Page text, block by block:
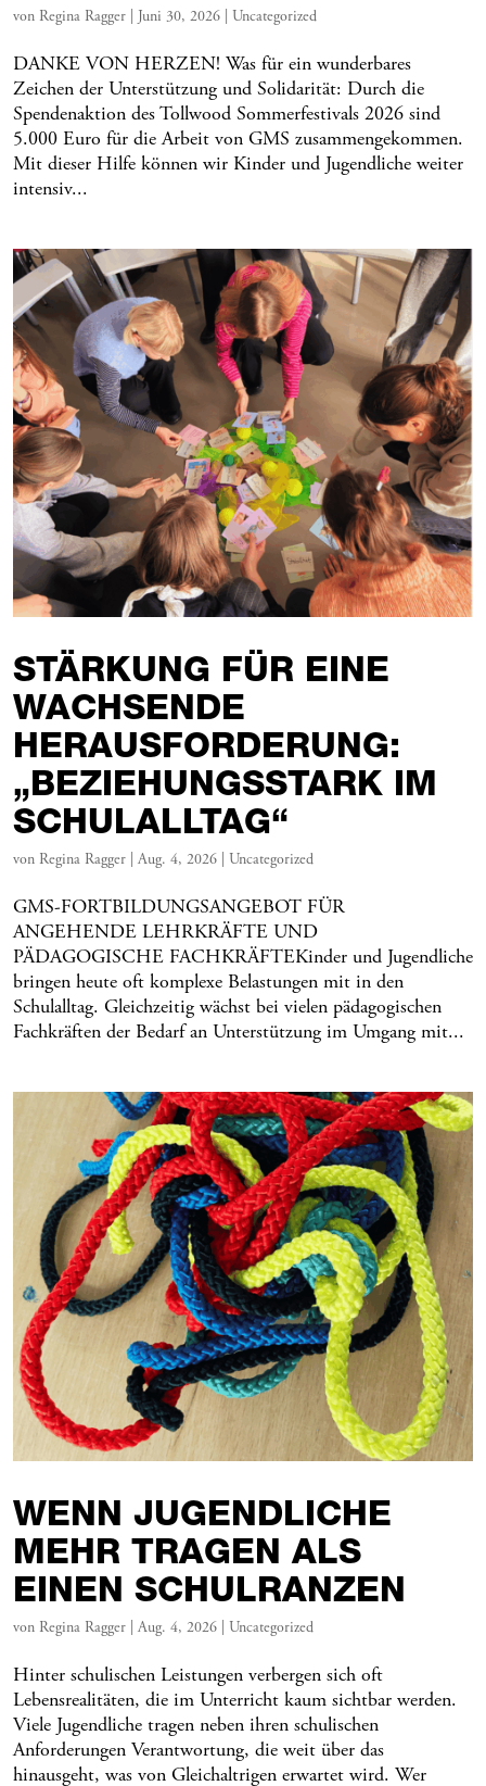
von Regina Ragger Juni 30, 2026 Uncategorized
DANKE VON HERZEN! Was für ein wunderbares
Zeichen der Unterstützung und Solidarität: Durch die
Spendenaktion des Tollwood Sommerfestivals 2026 sind
5.000 Euro für die Arbeit von GMS zusammengekommen.
Mit dieser Hilfe können wir Kinder und Jugendliche weiter
intensiv...
STÄRKUNG FÜR EINE
WACHSENDE
HERAUSFORDERUNG:
„BEZIEHUNGSSTARK IM
SCHULALLTAG“
von Regina Ragger Aug. 4, 2026 Uncategorized
GMS-FORTBILDUNGSANGEBOT FÜR
ANGEHENDE LEHRKRÄFTE UND
PÄDAGOGISCHE FACHKRÄFTEKinder und Jugendliche
bringen heute oft komplexe Belastungen mit in den
Schulalltag. Gleichzeitig wächst bei vielen pädagogischen
Fachkräften der Bedarf an Unterstützung im Umgang mit...
WENN JUGENDLICHE
MEHR TRAGEN ALS
EINEN SCHULRANZEN
von Regina Ragger Aug. 4, 2026 Uncategorized
Hinter schulischen Leistungen verbergen sich oft
Lebensrealitäten, die im Unterricht kaum sichtbar werden.
Viele Jugendliche tragen neben ihren schulischen
Anforderungen Verantwortung, die weit über das
hinausgeht, was von Gleichaltrigen erwartet wird. Wer